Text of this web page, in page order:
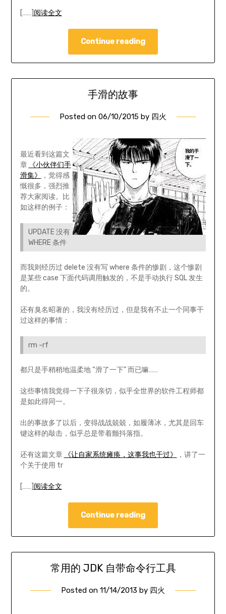
[……] 阅读全文
Continue reading
手滑的故事
Posted on 06/10/2015 by 四火
最近看到这篇文
章
《小伙伴们手
滑集》
，觉得感
慨很多，强烈推
荐大家阅读。比
如这样的例子：
UPDATE 没有
WHERE 条件
而我则经历过 delete 没有写 where 条件的惨剧，这个惨剧
是某些 case 下面代码调用触发的，不是手动执行 SQL 发生
的。
还有臭名昭著的，我没有经历过，但是我有不止一个同事干
过这样的事情：
rm -rf
都只是手稍稍地温柔地 “滑了一下” 而已嘛……
这些事情我觉得一下子很亲切，似乎全世界的软件工程师都
是如此得同一。
出的事故多了以后，变得战战兢兢，如履薄冰，尤其是回车
键这样的敲击，似乎总是带着颤抖落指。
还有这篇文章 《让自家系统瘫痪，这事我也干过》
，讲了一
个关于使用 tr
[……] 阅读全文
Continue reading
常用的 JDK 自带命令行工具
Posted on 11/14/2013 by 四火